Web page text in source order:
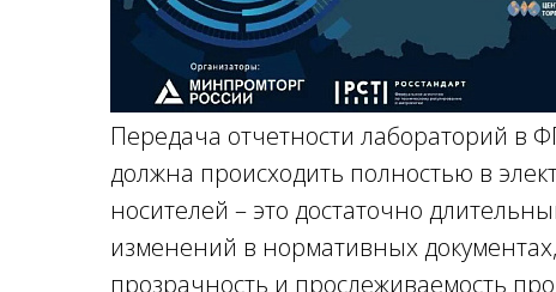
Передача отчетности лабораторий в
должна происходить полностью в
носителей – это достаточно
изменений в нормативных
прозрачность и прослеживаемость